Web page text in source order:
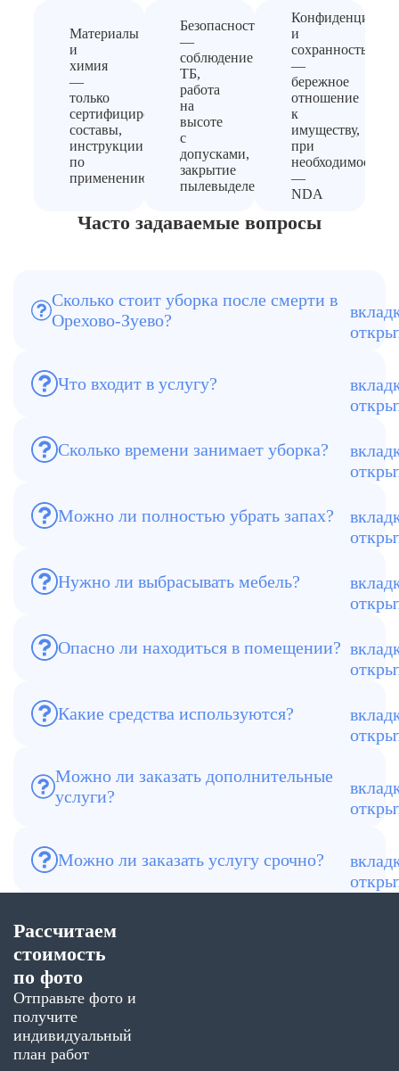
Материалы
и
химия
—
только
сертифицированные
составы,
инструкции
по
применению
Безопасность
—
соблюдение
ТБ,
работа
на
высоте
с
допусками,
закрытие
пылевыделения
и
сохранность
—
бережное
отношение
к
имуществу,
при
необходимости
—
NDA
Часто задаваемые вопросы
Сколько стоит уборка после смерти в
Орехово-Зуево?
Цена зависит от площади, степени
Что входит в услугу?
Очистка, дезинфекция, устранение
Сколько времени занимает уборка?
От нескольких часов до 1–2 дней.
Можно ли полностью убрать запах?
Да, с помощью озонирования и
Нужно ли выбрасывать мебель?
В сложных случаях — да, при сильном
Опасно ли находиться в помещении?
До обработки — да, после — безопасно.
Какие средства используются?
Профессиональная химия и
Можно ли заказать дополнительные
услуги?
Да, включая дезинфекцию помещений и
Можно ли заказать услугу срочно?
Да, возможен срочный выезд в течение
Рассчитаем
стоимость
по фото
Отправьте фото и
получите
индивидуальный
план работ